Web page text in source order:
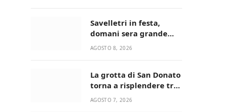
Savelletri in festa,
domani sera grande
spettacolo con Uccio De
AGOSTO 8, 2026
La grotta di San Donato
torna a risplendere tra
fede, natura e
AGOSTO 7, 2026